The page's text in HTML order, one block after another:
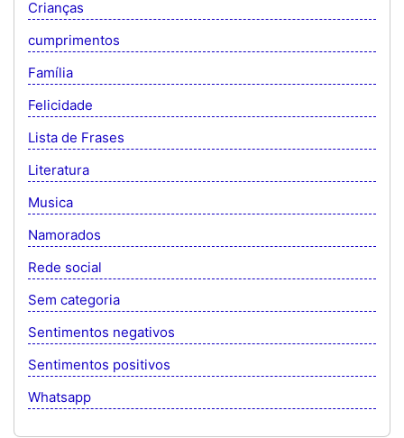
Crianças
cumprimentos
Família
Felicidade
Lista de Frases
Literatura
Musica
Namorados
Rede social
Sem categoria
Sentimentos negativos
Sentimentos positivos
Whatsapp